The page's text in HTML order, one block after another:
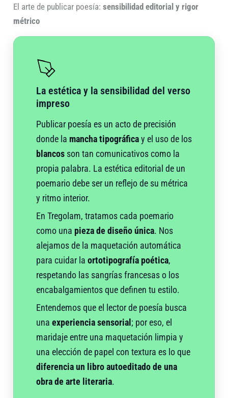
El arte de publicar poesía: sensibilidad editorial y rigor
métrico
La estética y la sensibilidad del verso
impreso
Publicar poesía es un acto de precisión
donde la mancha tipográficay el uso de los
blancosson tan comunicativos como la
propia palabra. La estética editorial de un
poemario debe ser un reflejo de su métrica
y ritmo interior.
En Tregolam, tratamos cada poemario
como una pieza de diseño única. Nos
alejamos de la maquetación automática
para cuidar la ortotipografía poética,
respetando las sangrías francesas o los
encabalgamientos que definen tu estilo.
Entendemos que el lector de poesía busca
una experiencia sensorial; por eso, el
maridaje entre una maquetación limpia y
una elección de papel con textura es lo que
diferencia un libro autoeditado de una
obra de arte literaria.